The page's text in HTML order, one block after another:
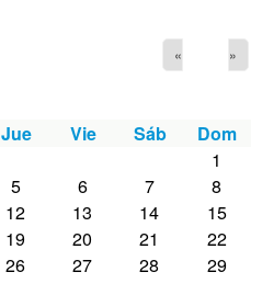
« »
Jue Vie Sáb
Dom
1
5 6 7
8
12 13 14
15
19 20 21
22
26 27 28
29